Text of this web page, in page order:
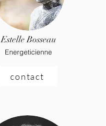
Estelle Bosseau
Energeticienne
contact